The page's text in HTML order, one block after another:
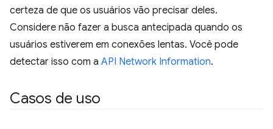
certeza de que os usuários vão precisar deles.
Considere não fazer a busca antecipada quando os
usuários estiverem em conexões lentas. Você pode
detectar isso com a API Network Information.
Casos de uso